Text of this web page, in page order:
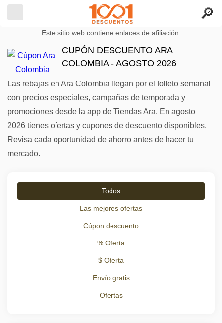
Este sitio web contiene enlaces de afiliación.
CUPÓN DESCUENTO ARA
COLOMBIA - AGOSTO 2026
Las rebajas en Ara Colombia llegan por el folleto semanal
con precios especiales, campañas de temporada y
promociones desde la app de Tiendas Ara. En agosto
2026 tienes ofertas y cupones de descuento disponibles.
Revisa cada oportunidad de ahorro antes de hacer tu
mercado.
Todos
Las mejores ofertas
Cúpon descuento
% Oferta
$ Oferta
Envío gratis
Ofertas